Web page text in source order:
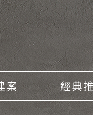
案 經典